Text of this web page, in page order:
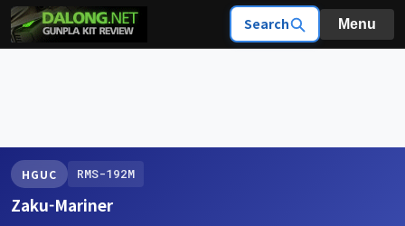
Search Menu
HGUC RMS-192M
Zaku-Mariner